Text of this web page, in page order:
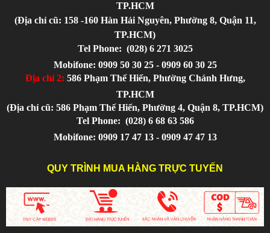
TP.HCM
(Địa chỉ cũ: 158 -160 Hàn Hải Nguyên, Phường 8, Quận 11,
TP.HCM)
Tel Phone: (028) 6 271 3025
Mobifone: 0909 50 30 25 - 0909 60 30 25
Địa chỉ 2: 586 Phạm Thế Hiển, Phường Chánh Hưng,
TP.HCM
(Địa chỉ cũ: 586 Phạm Thế Hiển, Phường 4, Quận 8, TP.HCM)
Tel Phone: (028) 6 68 63 586
Mobifone: 0909 17 47 13 - 0909 47 47 13
QUY TRÌNH MUA HÀNG TRỰC TUYẾN